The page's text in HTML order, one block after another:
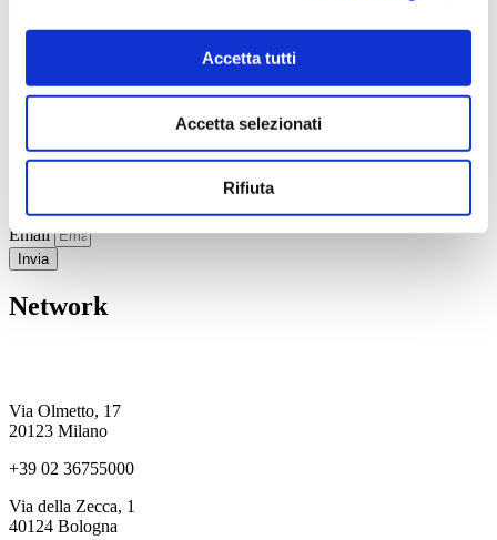
Accetta tutti
Accetta selezionati
Rifiuta
Lingue:
Vedi tutti i professionisti
Sì, Voglio iscrivermi alla newsletter e confermo di aver preso
visione dell'Informativa Privacy.
Email
Invia
Network
Via Olmetto, 17
20123 Milano
+39 02 36755000
Via della Zecca, 1
40124 Bologna